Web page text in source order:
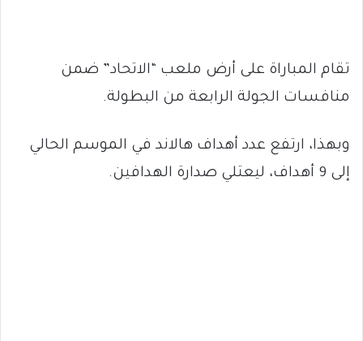
تقام المباراة على أرض ملعب “الاتحاد” ضمن
منافسات الجولة الرابعة من البطولة.
وبهذا، ارتفع عدد أهداف هالاند في الموسم الحالي
إلى 9 أهداف، ليعتلي صدارة الهدافين.